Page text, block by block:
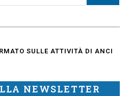
SULLE ATTIVITÀ DI ANCI
NEWSLETTER